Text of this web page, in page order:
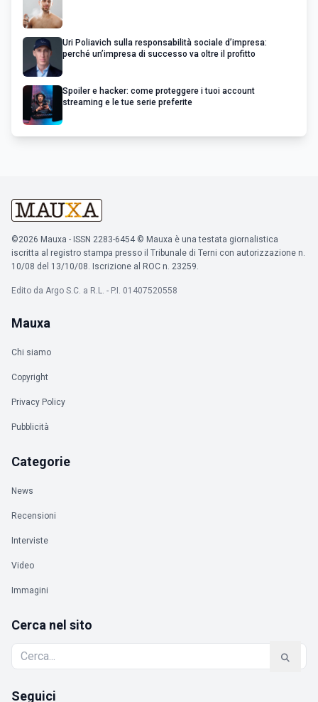
Uri Poliavich sulla responsabilità sociale d’impresa:
perché un’impresa di successo va oltre il profitto
Spoiler e hacker: come proteggere i tuoi account
streaming e le tue serie preferite
©2026 Mauxa - ISSN 2283-6454 © Mauxa è una testata giornalistica
iscritta al registro stampa presso il Tribunale di Terni con autorizzazione n.
10/08 del 13/10/08. Iscrizione al ROC n. 23259.
Edito da Argo S.C. a R.L. - P.I. 01407520558
Mauxa
Chi siamo
Copyright
Privacy Policy
Pubblicità
Categorie
News
Recensioni
Interviste
Video
Immagini
Cerca nel sito
Seguici